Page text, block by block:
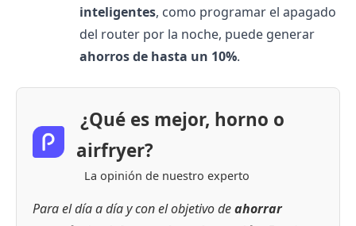
inteligentes, como programar el apagado
del router por la noche, puede generar
ahorros de hasta un 10%.
¿Qué es mejor, horno o
airfryer?
La opinión de nuestro experto
Para el día a día y con el objetivo deahorrar